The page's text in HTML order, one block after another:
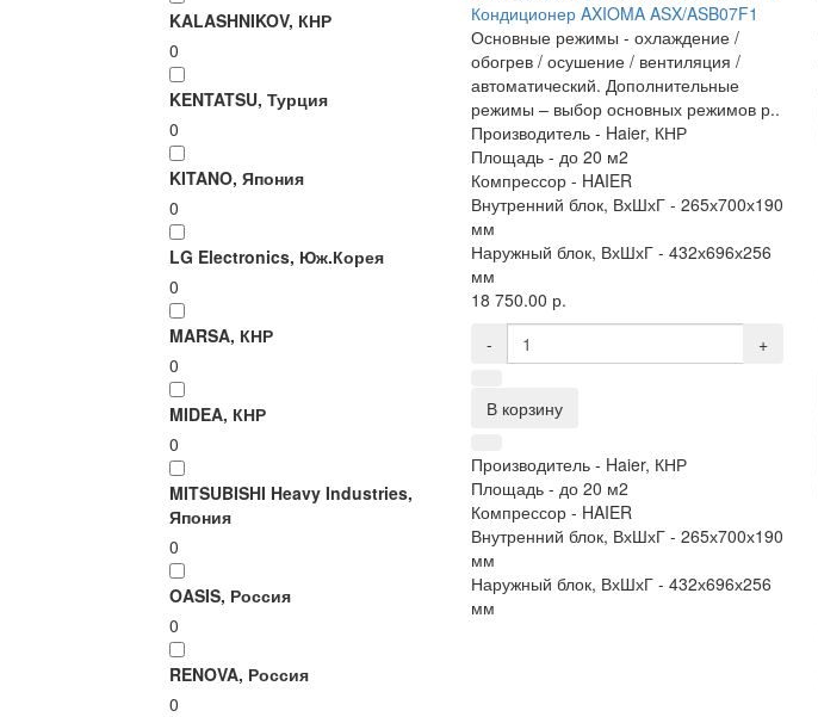
KALASHNIKOV, КНР
0
KENTATSU, Турция
0
KITANO, Япония
0
LG Electronics, Юж.Корея
0
MARSA, КНР
0
MIDEA, КНР
0
MITSUBISHI Heavy Industries,
Япония
0
OASIS, Россия
0
RENOVA, Россия
0
Кондиционер AXIOMA ASX/ASB07F1
Основные режимы - охлаждение /
обогрев / осушение / вентиляция /
автоматический. Дополнительные
режимы – выбор основных режимов р..
Производитель - Haier, КНР
Площадь - до 20 м2
Компрессор - HAIER
Внутренний блок, ВхШхГ - 265х700х190
мм
Наружный блок, ВхШхГ - 432х696х256
мм
18 750.00 р.
-
+
В корзину
Производитель - Haier, КНР
Площадь - до 20 м2
Компрессор - HAIER
Внутренний блок, ВхШхГ - 265х700х190
мм
Наружный блок, ВхШхГ - 432х696х256
мм